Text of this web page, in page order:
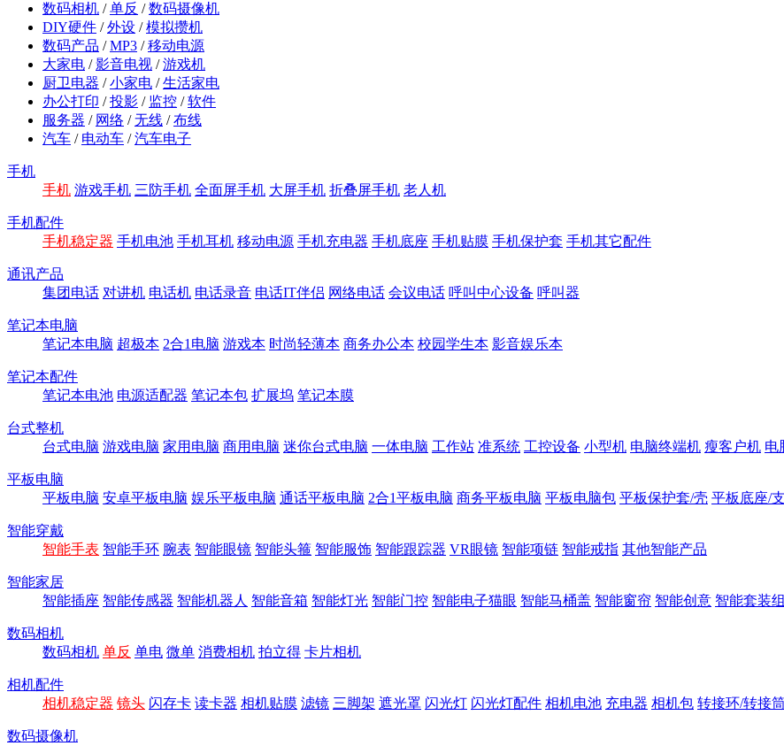
数码相机 /单反 /数码摄像机
DIY硬件 /外设 /模拟攒机
数码产品 /MP3 /移动电源
大家电 /影音电视 /游戏机
厨卫电器 /小家电 /生活家电
办公打印 /投影 / 监控 /软件
服务器 / 网络 /无线 /布线
汽车 / 电动车 /汽车电子
手机
手机 游戏手机 三防手机 全面屏手机 大屏手机 折叠屏手机 老人机
手机配件
手机稳定器 手机电池 手机耳机 移动电源 手机充电器 手机底座 手机贴膜 手机保护套 手机其它配件
通讯产品
集团电话 对讲机 电话机 电话录音 电话IT伴侣 网络电话 会议电话 呼叫中心设备 呼叫器
笔记本电脑
笔记本电脑 超极本 2合1电脑 游戏本 时尚轻薄本 商务办公本 校园学生本 影音娱乐本
笔记本配件
笔记本电池 电源适配器 笔记本包 扩展坞 笔记本膜
台式整机
台式电脑 游戏电脑 家用电脑 商用电脑 迷你台式电脑 一体电脑 工作站 准系统 工控设备 小型机 电脑终端机 瘦客户机 电
平板电脑
平板电脑 安卓平板电脑 娱乐平板电脑 通话平板电脑 2合1平板电脑 商务平板电脑 平板电脑包 平板保护套/壳 平板底座/
智能穿戴
智能手表 智能手环 腕表 智能眼镜 智能头箍 智能服饰 智能跟踪器 VR眼镜 智能项链 智能戒指 其他智能产品
智能家居
智能插座 智能传感器 智能机器人 智能音箱 智能灯光 智能门控 智能电子猫眼 智能马桶盖 智能窗帘 智能创意 智能套装
数码相机
数码相机 单反 单电 微单 消费相机 拍立得 卡片相机
相机配件
相机稳定器 镜头 闪存卡 读卡器 相机贴膜 滤镜 三脚架 遮光罩 闪光灯 闪光灯配件 相机电池 充电器 相机包 转接环/转接
数码摄像机